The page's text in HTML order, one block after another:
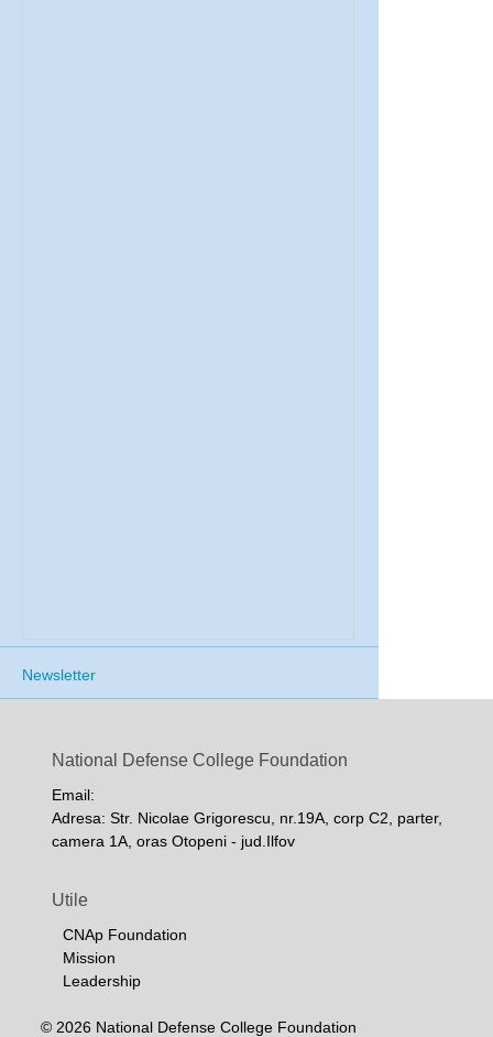
Newsletter
National Defense College Foundation
Email:
Adresa: Str. Nicolae Grigorescu, nr.19A, corp C2, parter,
camera 1A, oras Otopeni - jud.Ilfov
Utile
CNAp Foundation
Mission
Leadership
© 2026 National Defense College Foundation